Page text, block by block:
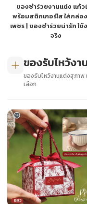
ของชำร่วยงานแต่ง แก้ว
พร้อมสติกเกอร์ใส ใส่กล่อ
เพชร | ของชำร่วยน่ารัก ใช้
จริง
ของรับไหว้ง
ของรับไหว้งานแต่งสุภาพ
เลือก